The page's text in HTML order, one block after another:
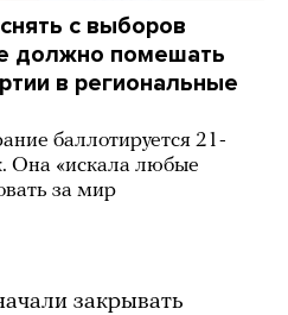
с выборов
должно помешать
в региональные
баллотируется 21-
Она «искала любые
за мир
закрывать